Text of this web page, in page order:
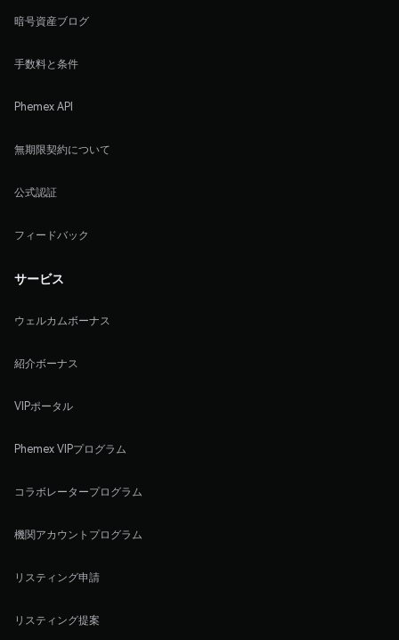
暗号資産ブログ
手数料と条件
Phemex API
無期限契約について
公式認証
フィードバック
サービス
ウェルカムボーナス
紹介ボーナス
VIPポータル
Phemex VIPプログラム
コラボレータープログラム
機関アカウントプログラム
リスティング申請
リスティング提案